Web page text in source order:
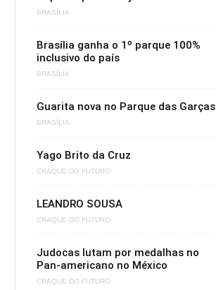
BRASÍLIA
Brasília ganha o 1º parque 100%
inclusivo do país
BRASÍLIA
Guarita nova no Parque das Garças
BRASÍLIA
Yago Brito da Cruz
CRAQUE DO FUTURO
LEANDRO SOUSA
CRAQUE DO FUTURO
Judocas lutam por medalhas no
Pan-americano no México
CRAQUE DO FUTURO